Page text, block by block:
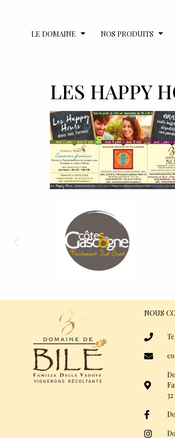
LE DOMAINE NOS PRODUITS
LES HAPPY
NOUS